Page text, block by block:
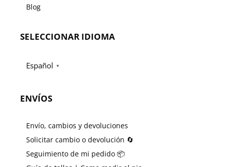
Blog
SELECCIONAR IDIOMA
Español ▼
ENVÍOS
Envío, cambios y devoluciones
Solicitar cambio o devolución 🔄
Seguimiento de mi pedido 📦